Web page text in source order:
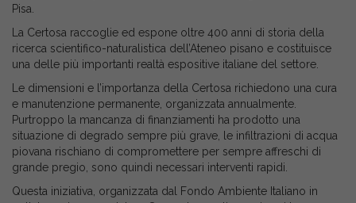
Pisa.
La Certosa raccoglie ed espone oltre 400 anni di storia della
ricerca scientifico-naturalistica dell’Ateneo pisano e costituisce
una delle più importanti realtà espositive italiane del settore.
Le dimensioni e l’importanza della Certosa richiedono una cura
e manutenzione permanente, organizzata annualmente.
Purtroppo la mancanza di finanziamenti ha prodotto una
situazione di degrado sempre più grave, le infiltrazioni di acqua
piovana rischiano di compromettere per sempre affreschi di
grande pregio, sono quindi necessari interventi rapidi.
Questa iniziativa, organizzata dal Fondo Ambiente Italiano in